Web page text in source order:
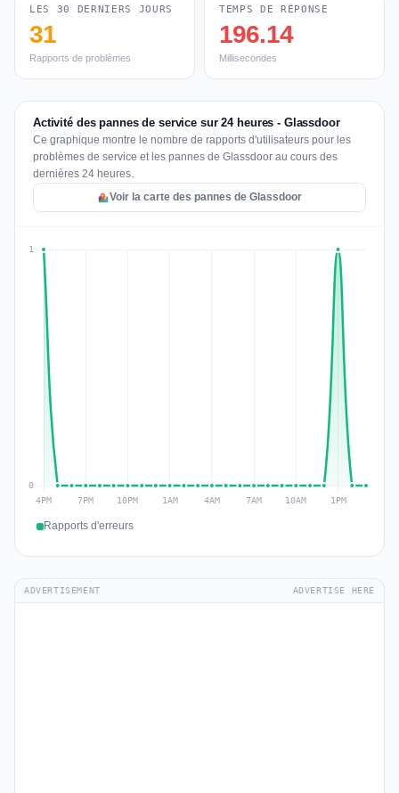
LES 30 DERNIERS JOURS
31
Rapports de problèmes
TEMPS DE RÉPONSE
196.14
Millisecondes
Activité des pannes de service sur 24 heures - Glassdoor
Ce graphique montre le nombre de rapports d'utilisateurs pour les
problèmes de service et les pannes de Glassdoor au cours des
dernières 24 heures.
Voir la carte des pannes de Glassdoor
Rapports d'erreurs
ADVERTISEMENT ADVERTISE HERE